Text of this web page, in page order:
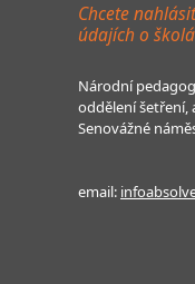
Chcete
údajích o
Národní
oddělení šetření,
Senovážné
email: